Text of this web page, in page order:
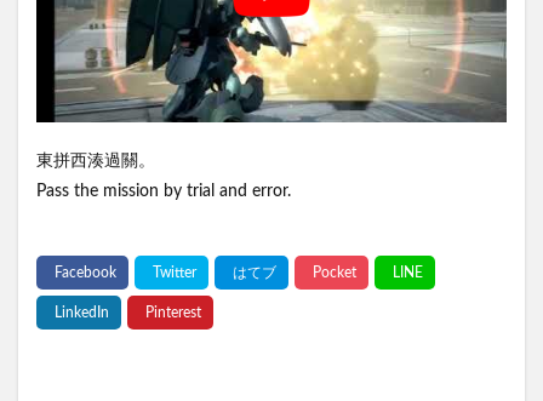
東拼西湊過關。
Pass the mission by trial and error.